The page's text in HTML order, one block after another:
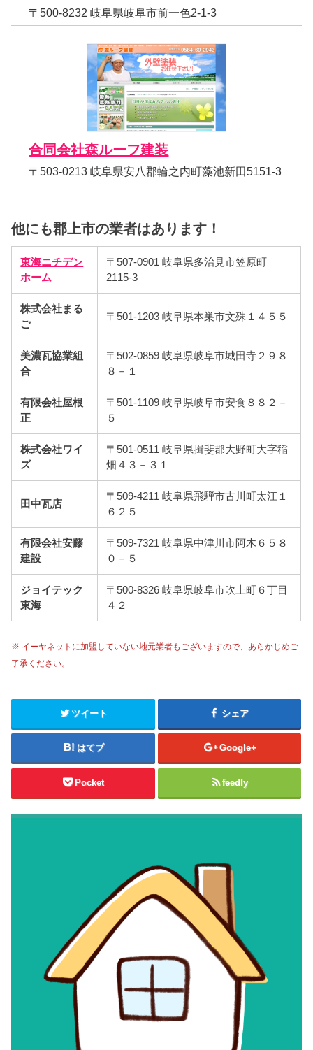
〒500-8232 岐阜県岐阜市前一色2-1-3
合同会社森ルーフ建装
〒503-0213 岐阜県安八郡輪之内町藻池新田5151-3
他にも郡上市の業者はあります！
東海ニチデン
ホーム
〒507-0901 岐阜県多治見市笠原町
2115-3
株式会社まる
ご
〒501-1203 岐阜県本巣市文殊１４５５
美濃瓦協業組
合
〒502-0859 岐阜県岐阜市城田寺２９８
８－１
有限会社屋根
正
〒501-1109 岐阜県岐阜市安食８８２－
５
株式会社ワイ
ズ
〒501-0511 岐阜県揖斐郡大野町大字稲
畑４３－３１
田中瓦店
〒509-4211 岐阜県飛騨市古川町太江１
６２５
有限会社安藤
建設
〒509-7321 岐阜県中津川市阿木６５８
０－５
ジョイテック
東海
〒500-8326 岐阜県岐阜市吹上町６丁目
４２
※ イーヤネットに加盟していない地元業者もございますので、あらかじめご
了承ください。
ツイート シェア
はてブ Google+
Pocket feedly